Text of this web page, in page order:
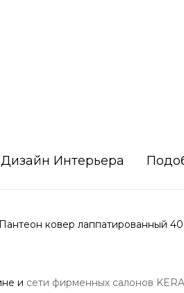
Дизайн Интерьера
ковер лаппатированный
и сети фирменных салонов